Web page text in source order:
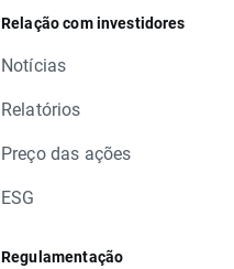
Relação com investidores
Notícias
Relatórios
Preço das ações
ESG
Regulamentação